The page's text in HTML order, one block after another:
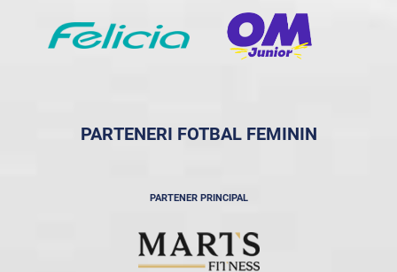
PARTENERI FOTBAL FEMININ
PARTENER PRINCIPAL